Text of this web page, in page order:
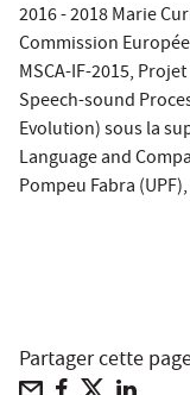
2016 - 2018 Marie
Commission
MSCA-IF-2015,
Speech-sound
Evolution) sous la
Language and
Pompeu Fabra
Partager cette